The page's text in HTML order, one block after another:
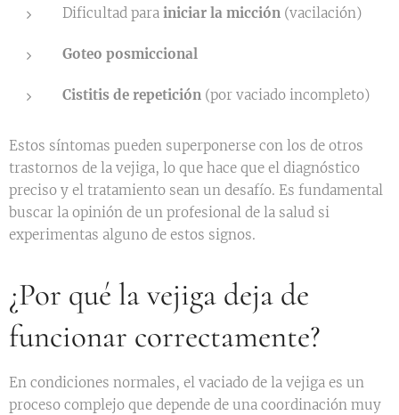
Dificultad para iniciar la micción (vacilación)
Goteo posmiccional
Cistitis de repetición (por vaciado incompleto)
Estos síntomas pueden superponerse con los de otros
trastornos de la vejiga, lo que hace que el diagnóstico
preciso y el tratamiento sean un desafío. Es fundamental
buscar la opinión de un profesional de la salud si
experimentas alguno de estos signos.
¿Por qué la vejiga deja de
funcionar correctamente?
En condiciones normales, el vaciado de la vejiga es un
proceso complejo que depende de una coordinación muy